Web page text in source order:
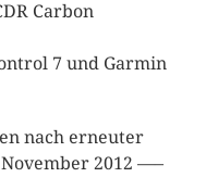
Carbon
7 und Garmin
nach erneuter
2012 —–